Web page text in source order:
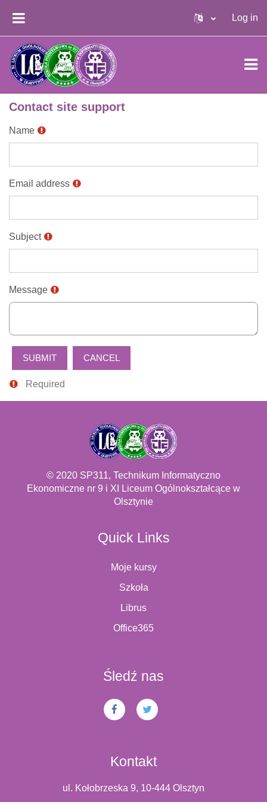
Log in
Contact site support
Name
Email address
Subject
Message
Required
© 2020 SP311, Technikum Informatyczno
Ekonomiczne nr 9 i XI Liceum Ogólnokształcące w
Olsztynie
Quick Links
Moje kursy
Szkoła
Librus
Office365
Śledź nas
Kontakt
ul. Kołobrzeska 9, 10-444 Olsztyn